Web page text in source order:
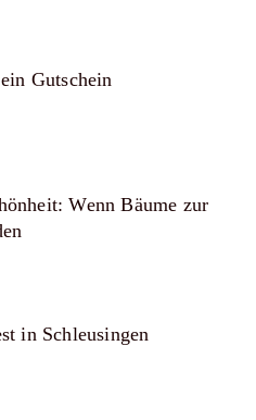
Gutschein
Wenn Bäume zur
in Schleusingen